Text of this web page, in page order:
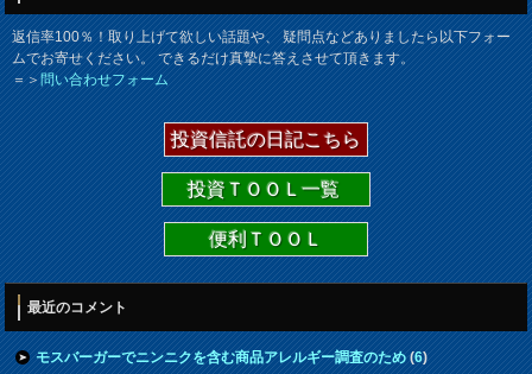
返信率100％！取り上げて欲しい話題や、 疑問点などありましたら以下フォー
ムでお寄せください。 できるだけ真摯に答えさせて頂きます。
＝＞問い合わせフォーム
投資信託の日記こちら
投資ＴＯＯＬ一覧
便利ＴＯＯＬ
最近のコメント
モスバーガーでニンニクを含む商品アレルギー調査のため(6)